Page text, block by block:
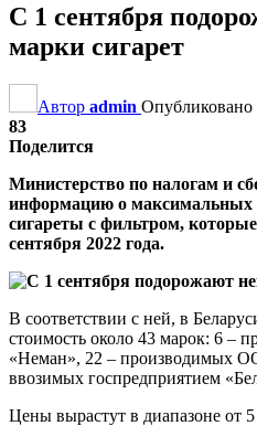
С 1 сентября
марки сигарет
Автор admin Опубликовано
83
Поделится
Министерство по налогам и
информацию о максимальных
сигареты с фильтром, которые
сентября 2022 года.
В соответствии с ней, в
стоимость около 43 марок: 6 –
«Неман», 22 – производимых
ввозимых госпредприятием
Цены вырастут в диапазоне от 5